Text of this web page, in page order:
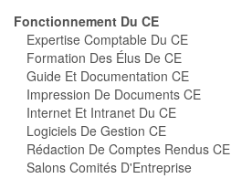
Fonctionnement Du CE
Expertise Comptable Du CE
Formation Des Élus De CE
Guide Et Documentation CE
Impression De Documents CE
Internet Et Intranet Du CE
Logiciels De Gestion CE
Rédaction De Comptes Rendus CE
Salons Comités D'Entreprise